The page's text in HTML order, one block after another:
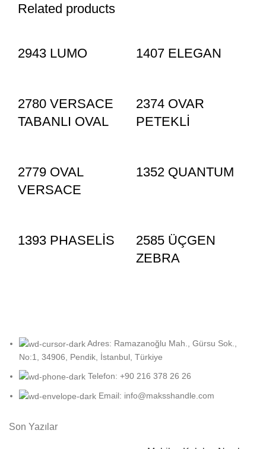
Related products
2943 LUMO 1407 ELEGAN
2780 VERSACE
TABANLI OVAL
2374 OVAR
PETEKLİ
2779 OVAL
VERSACE
1352 QUANTUM
1393 PHASELİS
2585 ÜÇGEN
ZEBRA
Adres: Ramazanoğlu Mah., Gürsu Sok.,
No:1, 34906, Pendik, İstanbul, Türkiye
Telefon: +90 216 378 26 26
Email: info@maksshandle.com
Son Yazılar